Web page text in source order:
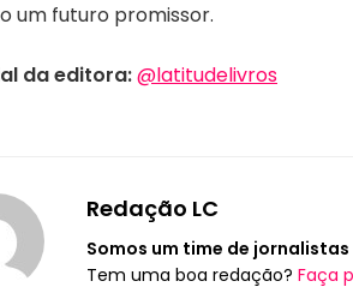
um futuro promissor.
da editora:@latitudelivros
Redação LC
Somos um time de
Tem uma boa redação? Faça